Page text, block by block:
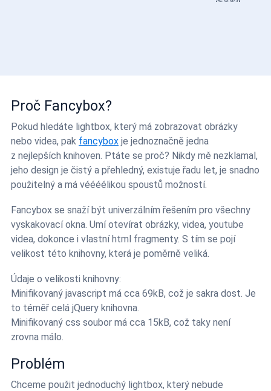
Proč Fancybox?
Pokud hledáte lightbox, který má zobrazovat obrázky
nebo videa, pak fancybox je jednoznačně jedna
z nejlepších knihoven. Ptáte se proč? Nikdy mě nezklamal,
jeho design je čistý a přehledný, existuje řadu let, je snadno
použitelný a má véééélikou spoustů možností.
Fancybox se snaží být univerzálním řešením pro všechny
vyskakovací okna. Umí otevírat obrázky, videa, youtube
videa, dokonce i vlastní html fragmenty. S tím se pojí
velikost této knihovny, která je poměrně veliká.
Údaje o velikosti knihovny:
Minifikovaný javascript má cca 69kB, což je sakra dost. Je
to téměř celá jQuery knihovna.
Minifikovaný css soubor má cca 15kB, což taky není
zrovna málo.
Problém
Chceme použit jednoduchý lightbox, který nebude